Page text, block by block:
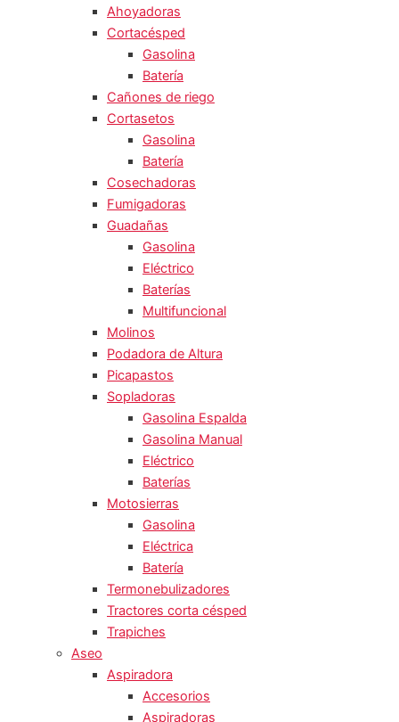
Ahoyadoras
Cortacésped
Gasolina
Batería
Cañones de riego
Cortasetos
Gasolina
Batería
Cosechadoras
Fumigadoras
Guadañas
Gasolina
Eléctrico
Baterías
Multifuncional
Molinos
Podadora de Altura
Picapastos
Sopladoras
Gasolina Espalda
Gasolina Manual
Eléctrico
Baterías
Motosierras
Gasolina
Eléctrica
Batería
Termonebulizadores
Tractores corta césped
Trapiches
Aseo
Aspiradora
Accesorios
Aspiradoras